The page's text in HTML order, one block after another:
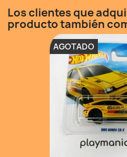
Los clientes que
producto también
AGOTADO